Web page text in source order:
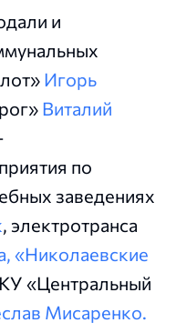
и
Игорь
Виталий
по
заведениях
, электротранса
«Николаевские
КУ «Центральный
Мисаренко.